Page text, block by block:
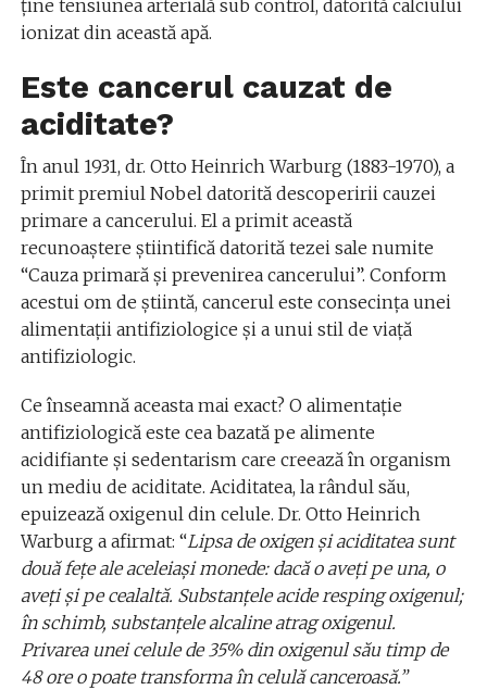
ține tensiunea arterială sub control, datorită calciului
ionizat din această apă.
Este cancerul cauzat de
aciditate?
În anul 1931, dr. Otto Heinrich Warburg (1883-1970), a
primit premiul Nobel datorită descoperirii cauzei
primare a cancerului. El a primit această
recunoaştere ştiintifică datorită tezei sale numite
“Cauza primară şi prevenirea cancerului”. Conform
acestui om de ştiintă, cancerul este consecinţa unei
alimentaţii antifiziologice şi a unui stil de viaţă
antifiziologic.
Ce înseamnă aceasta mai exact? O alimentaţie
antifiziologică este cea bazată pe alimente
acidifiante şi sedentarism care creează în organism
un mediu de aciditate. Aciditatea, la rândul său,
epuizează oxigenul din celule. Dr. Otto Heinrich
Warburg a afirmat: “Lipsa de oxigen şi aciditatea sunt
două feţe ale aceleiaşi monede: dacă o aveţi pe una, o
aveţi şi pe cealaltă. Substanţele acide resping oxigenul;
în schimb, substanţele alcaline atrag oxigenul.
Privarea unei celule de 35% din oxigenul său timp de
48 ore o poate transforma în celulă canceroasă.”